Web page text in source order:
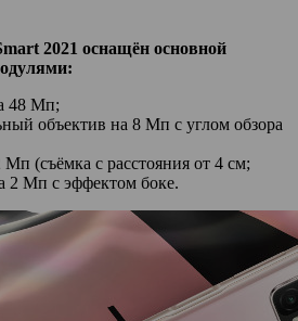
2021 оснащён основной
48 Мп;
объектив на 8 Мп с углом обзора
(съёмка с расстояния от 4 см;
2 Мп с эффектом боке.